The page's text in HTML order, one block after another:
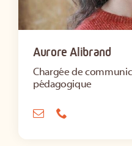
Aurore Alibrand
Chargée de
pédagogique